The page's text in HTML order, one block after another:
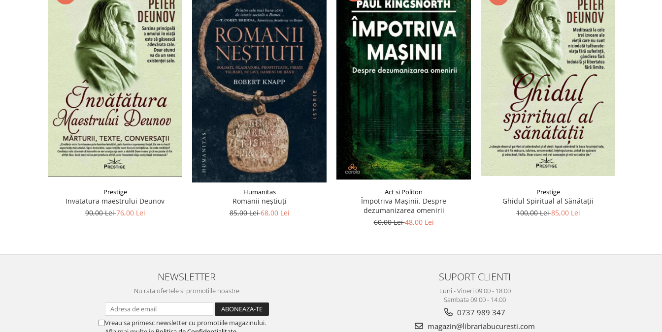
Prestige
Invatatura maestrului Deunov
90,00 Lei76,00 Lei
Humanitas
Romanii neştiuţi
85,00 Lei68,00 Lei
Act si Politon
Împotriva Mașinii. Despre
dezumanizarea omenirii
60,00 Lei48,00 Lei
Prestige
Ghidul Spiritual al Sănătații
100,00 Lei85,00 Lei
NEWSLETTER
Nu rata ofertele si promotiile noastre
Vreau sa primesc newsletter cu promotiile magazinului.
SUPORT CLIENTI
Luni - Vineri 09:00 - 18:00
Sambata 09.00 - 14.00
0737 989 347
magazin@librariabucuresti.com